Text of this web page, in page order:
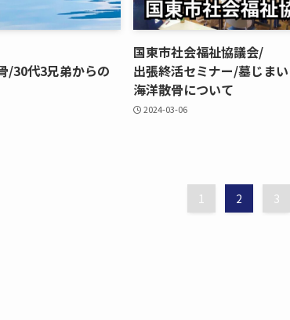
/30代3兄弟からの​
国東市社会福祉協議会/
出張終活セミナー/墓じま
海洋散骨に​ついて
2024-03-06
1 2 3